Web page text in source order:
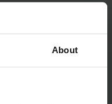
About